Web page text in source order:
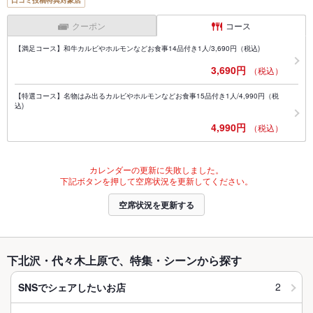
クーポン コース
【満足コース】和牛カルビやホルモンなどお食事14品付き1人/3,690円（税込)
3,690円 （税込）
【特選コース】名物はみ出るカルビやホルモンなどお食事15品付き1人/4,990円（税
込)
4,990円 （税込）
カレンダーの更新に失敗しました。
下記ボタンを押して空席状況を更新してください。
空席状況を更新する
下北沢・代々木上原で、特集・シーンから探す
SNSでシェアしたいお店 2